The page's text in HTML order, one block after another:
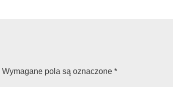
Wymagane pola są oznaczone *